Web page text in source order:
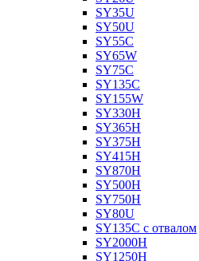
SY35U
SY50U
SY55C
SY65W
SY75C
SY135C
SY155W
SY330H
SY365H
SY375H
SY415H
SY870H
SY500H
SY750H
SY80U
SY135C с отвалом
SY2000H
SY1250H